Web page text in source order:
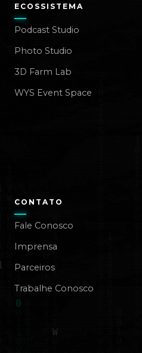
ECOSSISTEMA
Podcast Studio
Photo Studio
3D Farm Lab
WYS Event Space
CONTATO
Fale Conosco
Imprensa
Parceiros
Trabalhe Conosco